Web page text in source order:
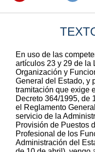
En uso de las
artículos 23 y 29 de la
Organización y
General del Estado, y
tramitación que exige
Decreto 364/1995, de
el Reglamento
servicio de la
Provisión de Puestos
Profesional de los
Administración del